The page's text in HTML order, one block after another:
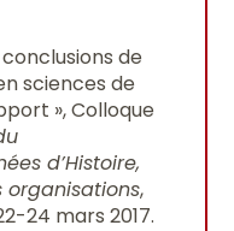
de
sciences de
», Colloque
d’Histoire,
,
24 mars 2017.